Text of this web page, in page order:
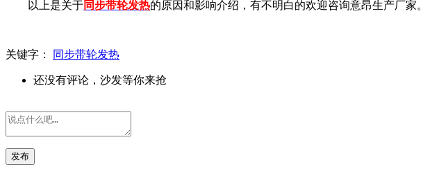
以上是关于同步带轮发热的原因和影响介绍，有不明白的欢迎咨询意昂生产厂家。
关键字： 同步带轮发热
还没有评论，沙发等你来抢
发布